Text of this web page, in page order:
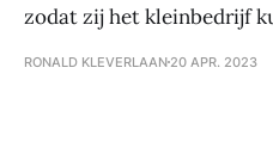
zodat zij het kleinbedrijf
RONALD KLEVERLAAN 20 APR. 2023